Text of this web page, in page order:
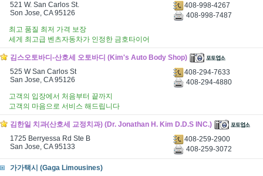
521 W. San Carlos St.
Son Jose, CA 95126
408-998-4267
408-998-7487
최고 품질 최저 가격 보장
세게 최고급 벤츠자동차가 인정한 금호타이어
김스오토바디-산호세 오토바디 (Kim's Auto Body Shop)
525 W San Carlos St
San Jose, CA 95126
408-294-7633
408-294-4880
고객의 입장에서 처음부터 끝까지
고객의 마음으로 서비스 해드립니다
김한일 치과(산호세 교정치과) (Dr. Jonathan H. Kim D.D.S INC.)
1725 Berryessa Rd Ste B
San Jose, CA 95133
408-259-2900
408-259-3072
가가택시 (Gaga Limousines)